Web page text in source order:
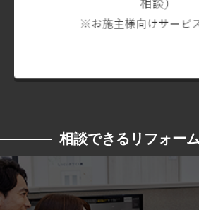
相談できるリフォー